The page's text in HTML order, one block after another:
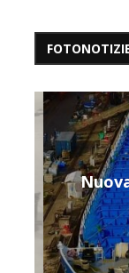
Nuova